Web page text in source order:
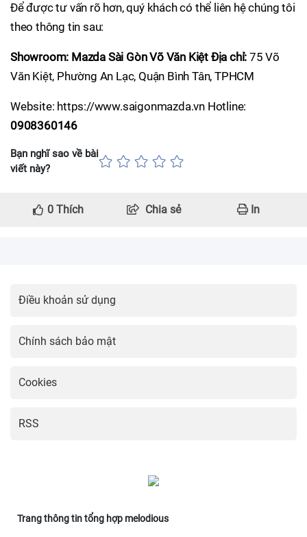
Để được tư vấn rõ hơn, quý khách có thể liên hệ chúng tôi
theo thông tin sau:
Showroom: Mazda Sài Gòn Võ Văn Kiệt Địa chỉ:75 Võ
Văn Kiệt, Phường An Lạc, Quận Bình Tân, TPHCM
Website: https://www.saigonmazda.vn Hotline:
0908360146
Bạn nghĩ sao về bài
viết này?
0 Thích Chia sẻ In
Điều khoản sử dụng
Chính sách bảo mật
Cookies
RSS
Trang thông tin tổng hợp melodious